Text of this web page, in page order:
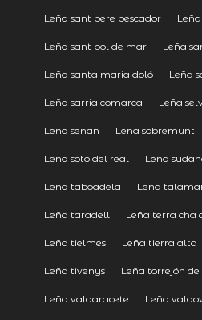
Leña sant pere pescador
Leña sant pol de mar Leña
Leña santa maria doló Leña
Leña sarria comarca Leña
Leña senan Leña sobremunt
Leña soto del real Leña
Leña taboadela Leña
Leña taradell Leña terra cha
Leña tielmes Leña tierra alta
Leña tivenys Leña torrejón
Leña valdaracete Leña